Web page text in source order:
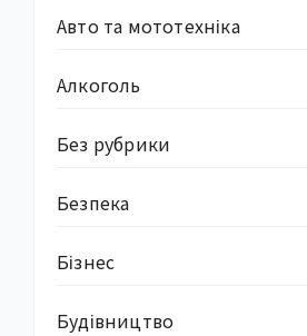
Авто та мототехніка
Алкоголь
Без рубрики
Безпека
Бізнес
Будівництво